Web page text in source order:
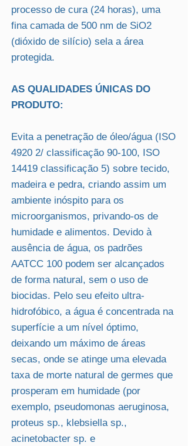
processo de cura (24 horas), uma
fina camada de 500 nm de SiO2
(dióxido de silício) sela a área
protegida.
AS QUALIDADES ÚNICAS DO
PRODUTO:
Evita a penetração de óleo/água (ISO
4920 2/ classificação 90-100, ISO
14419 classificação 5) sobre tecido,
madeira e pedra, criando assim um
ambiente inóspito para os
microorganismos, privando-os de
humidade e alimentos. Devido à
ausência de água, os padrões
AATCC 100 podem ser alcançados
de forma natural, sem o uso de
biocidas. Pelo seu efeito ultra-
hidrofóbico, a água é concentrada na
superfície a um nível óptimo,
deixando um máximo de áreas
secas, onde se atinge uma elevada
taxa de morte natural de germes que
prosperam em humidade (por
exemplo, pseudomonas aeruginosa,
proteus sp., klebsiella sp.,
acinetobacter sp. e